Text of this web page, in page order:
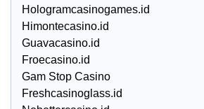
Hologramcasinogames.id
Himontecasino.id
Guavacasino.id
Froecasino.id
Gam Stop Casino
Freshcasinoglass.id